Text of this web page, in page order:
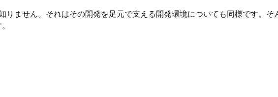
ません。それはその開発を足元で支える開発環境についても同様です。